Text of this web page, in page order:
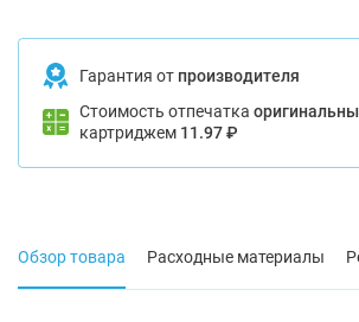
Гарантия от производителя
Стоимость отпечатка
картриджем 11.97 ₽
Обзор товара Расходные материалы